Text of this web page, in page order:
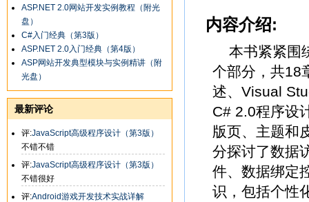
ASP.NET 2.0网站开发实例教程（附光
盘）
C#入门经典（第3版）
ASP.NET 2.0入门经典（第4版）
ASP网站开发典型模块与实例精讲（附
光盘）
最新评论
评:JavaScript高级程序设计（第3版）
不错不错
评:JavaScript高级程序设计（第3版）
不错很好
评:Android游戏开发技术实战详解
内容介绍:
本书紧紧围
个部分，共18
述、Visual
C# 2.0程序设
版页、主题和
分探讨了数据
件、数据绑定
识，包括个性